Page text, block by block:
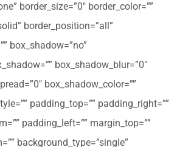
border_size=”0″ border_color=””
border_position=”all”
box_shadow=”no”
box_shadow_blur=”0″
box_shadow_color=””
padding_top=”” padding_right=””
padding_left=”” margin_top=””
background_type=”single”